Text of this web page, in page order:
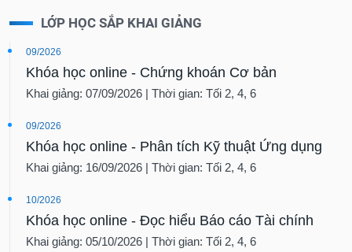
LỚP HỌC SẮP KHAI GIẢNG
09/2026
Khóa học online - Chứng khoán Cơ bản
Khai giảng: 07/09/2026 | Thời gian: Tối 2, 4, 6
09/2026
Khóa học online - Phân tích Kỹ thuật Ứng dụng
Khai giảng: 16/09/2026 | Thời gian: Tối 2, 4, 6
10/2026
Khóa học online - Đọc hiểu Báo cáo Tài chính
Khai giảng: 05/10/2026 | Thời gian: Tối 2, 4, 6